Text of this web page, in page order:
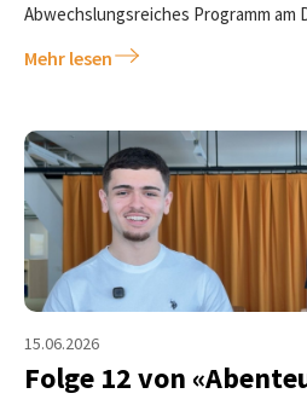
Abwechslungsreiches Programm am
Mehr lesen
15.06.2026
Folge 12 von